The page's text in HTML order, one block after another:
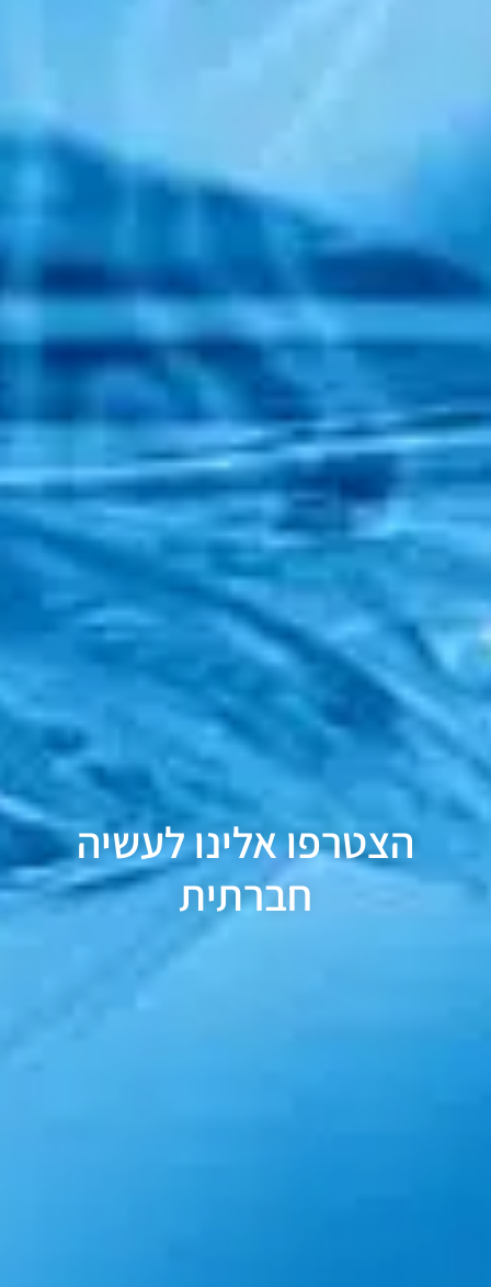
הצטרפו אלינו לעשיה
חברתית